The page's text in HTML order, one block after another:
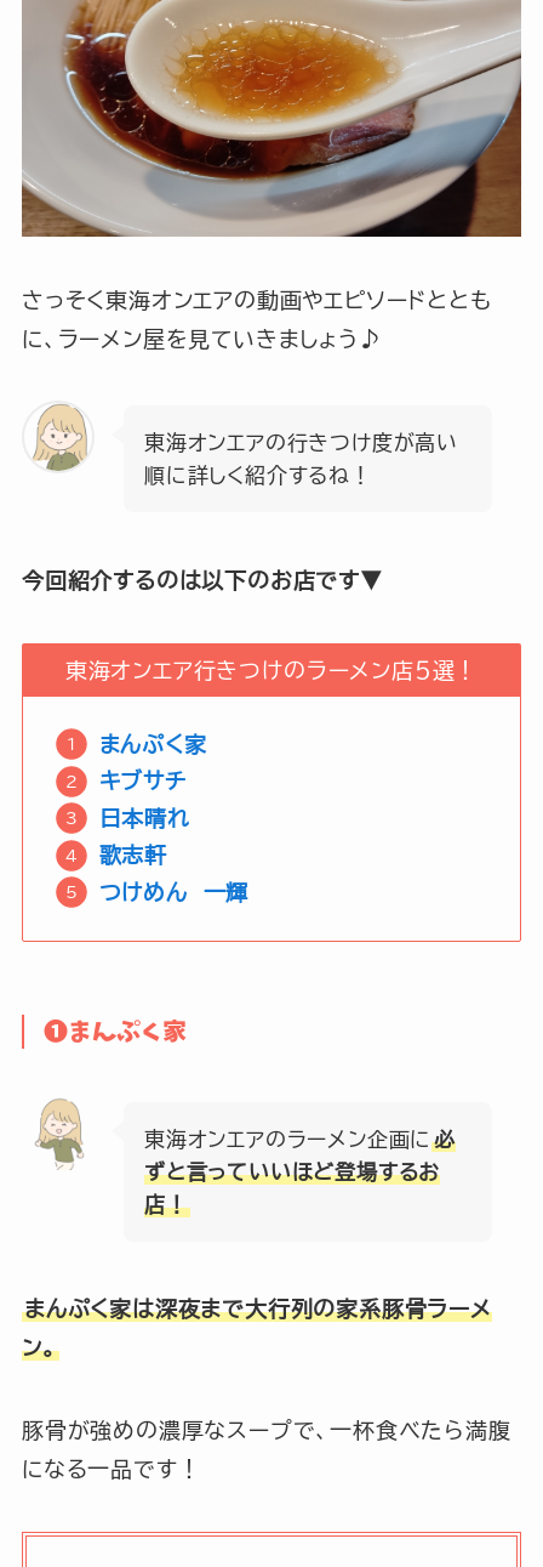
さっそく東海オンエアの動画やエピソードととも
に、ラーメン屋を見ていきましょう♪
東海オンエアの行きつけ度が高い
順に詳しく紹介するね！
今回紹介するのは以下のお店です▼
東海オンエア行きつけのラーメン店５選！
まんぷく家
キブサチ
日本晴れ
歌志軒
つけめん 一輝
❶まんぷく家
東海オンエアのラーメン企画に必
ずと言っていいほど登場するお
店！
まんぷく家は深夜まで大行列の家系豚骨ラーメ
ン。
豚骨が強めの濃厚なスープで、一杯食べたら満腹
になる一品です！